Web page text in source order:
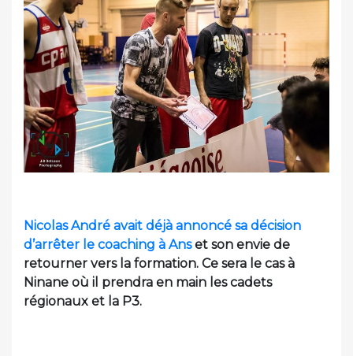
Nicolas André avait déjà annoncé sa décision
d’arrêter le coaching à Anset son envie de
retourner vers la formation. Ce sera le cas à
Ninane où il prendra en main les cadets
régionaux et la P3.